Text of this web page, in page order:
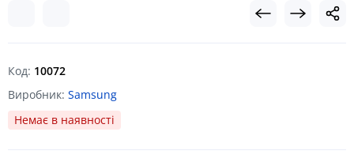
Код: 10072
Виробник: Samsung
Немає в наявності